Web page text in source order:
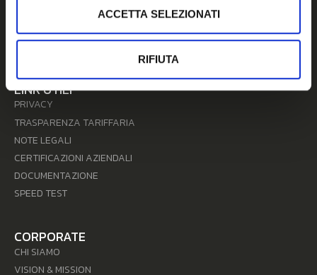
ACCETTA SELEZIONATI
RIFIUTA
Cap. Soc. € 10.000.000,00 I.V.
Reg. Imp. Roma – C.F./P.IVA 06187081002
LINK UTILI
PRIVACY
TRASPARENZA TARIFFARIA
NOTE LEGALI
CERTIFICAZIONI AZIENDALI
DOCUMENTAZIONE
SPEED TEST
CORPORATE
CHI SIAMO
VISION & MISSION